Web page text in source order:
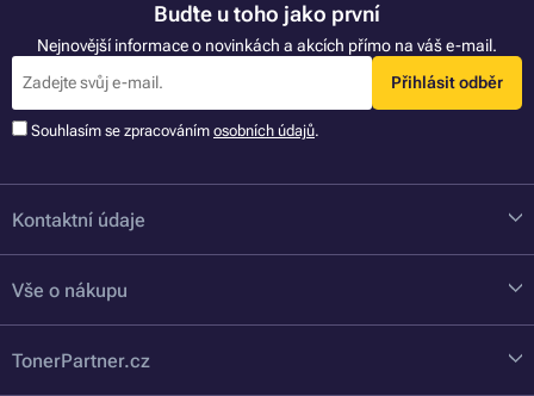
Buďte u toho jako první
Nejnovější informace o novinkách a akcích přímo na váš e-mail.
Přihlásit odběr
Souhlasím se zpracováním osobních údajů.
Kontaktní údaje
Vše o nákupu
TonerPartner.cz